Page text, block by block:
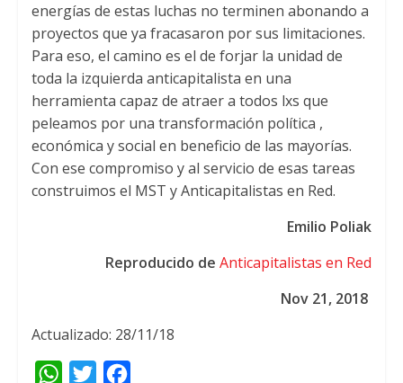
energías de estas luchas no terminen abonando a
proyectos que ya fracasaron por sus limitaciones.
Para eso, el camino es el de forjar la unidad de
toda la izquierda anticapitalista en una
herramienta capaz de atraer a todos lxs que
peleamos por una transformación política ,
económica y social en beneficio de las mayorías.
Con ese compromiso y al servicio de esas tareas
construimos el MST y Anticapitalistas en Red.
Emilio Poliak
Reproducido de Anticapitalistas en Red
Nov 21, 2018
Actualizado: 28/11/18
W